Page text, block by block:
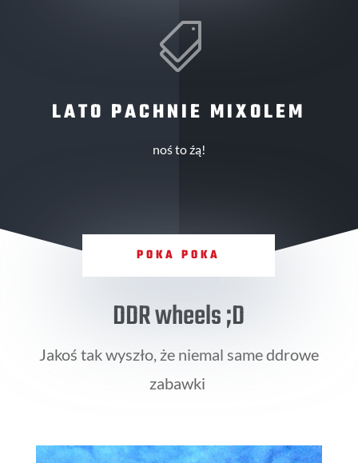

LATO PACHNIE MIXOLEM
noś to źą!
POKA POKA
DDR wheels ;D
Jakoś tak wyszło, że niemal same ddrowe
zabawki